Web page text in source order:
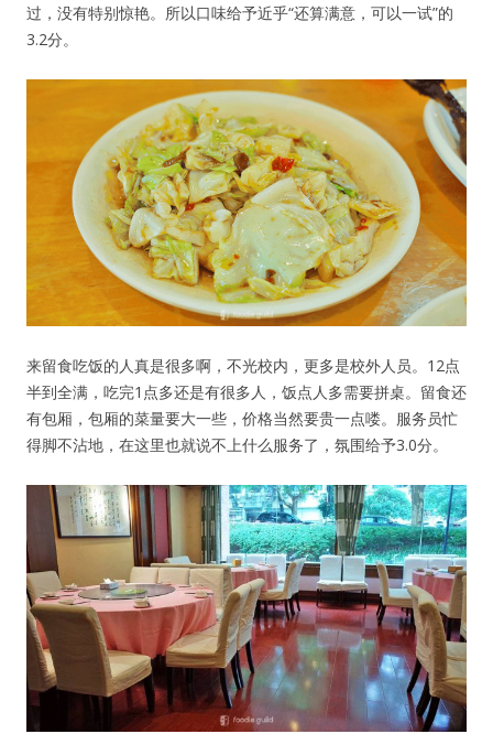
过，没有特别惊艳。所以口味给予近乎“还算满意，可以一试”的
3.2分。
来留食吃饭的人真是很多啊，不光校内，更多是校外人员。12点
半到全满，吃完1点多还是有很多人，饭点人多需要拼桌。留食还
有包厢，包厢的菜量要大一些，价格当然要贵一点喽。服务员忙
得脚不沾地，在这里也就说不上什么服务了，氛围给予3.0分。